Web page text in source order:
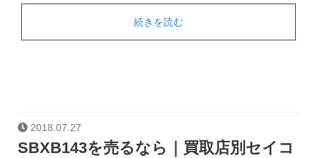
続きを読む
2018.07.27
SBXB143を売るなら｜買取店別セイコ